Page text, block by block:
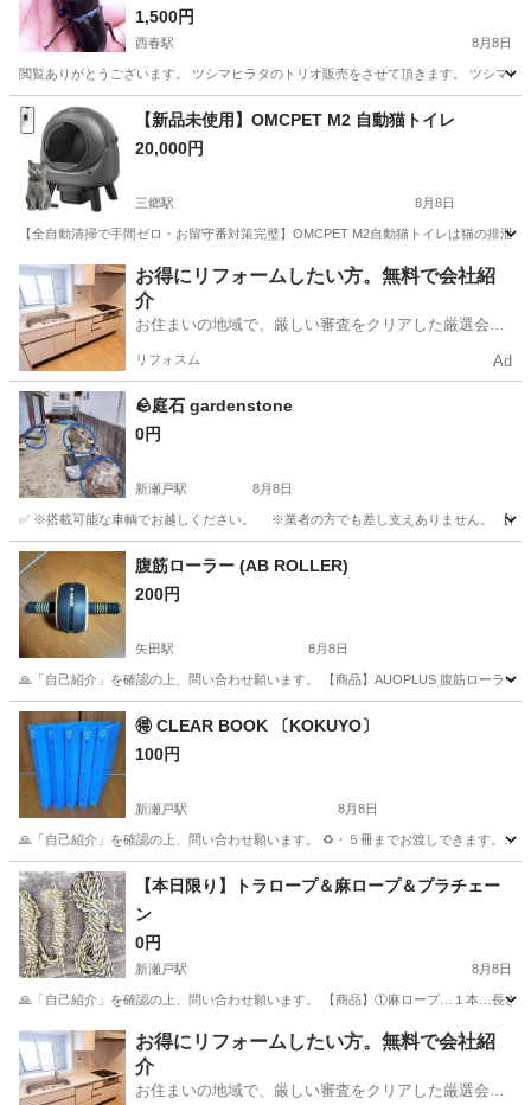
1,500円
西春駅 8月8日
閲覧ありがとうございます。 ツシマヒラタのトリオ販売をさせて頂きます。 ツシマ
愛知 北名古屋市 西春駅
【新品未使用】OMCPET M2 自動猫トイレ
20,000円
三郷駅 8月8日
【全自動清掃で手間ゼロ・お留守番対策完璧】OMCPET M2自動猫トイレは猫の排
愛知 瀬戸市 三郷駅 その他
お得にリフォームしたい方。無料で会社紹
介
お住まいの地域で、厳しい審査をクリアした厳選会社
リフォスム Ad
🪨庭石 gardenstone
0円
新瀬戸駅 8月8日
✅ ※搭載可能な車輌でお越しください。 ※業者の方でも差し支えありません
愛知 瀬戸市 新瀬戸駅
腹筋ローラー (AB ROLLER)
200円
矢田駅 8月8日
🙏「自己紹介」を確認の上、問い合わせ願います。 【商品】AUOPLUS 腹筋ロー
愛知 名古屋市 🉐 CLEAR BOOK 〔KOKUYO〕
100円
新瀬戸駅 8月8日
🙏「自己紹介」を確認の上、問い合わせ願います。 ♻️・５冊までお渡しできます
愛知 名古屋市 新瀬戸駅 その他
【本日限り】トラロープ＆麻ロープ＆プラチェー
ン
0円
新瀬戸駅 8月8日
🙏「自己紹介」を確認の上、問い合わせ願います。 【商品】①麻ロープ
愛知 瀬戸市 新瀬戸駅 その他
お得にリフォームしたい方。無料で会社紹
介
お住まいの地域で、厳しい審査をクリアした厳選会社